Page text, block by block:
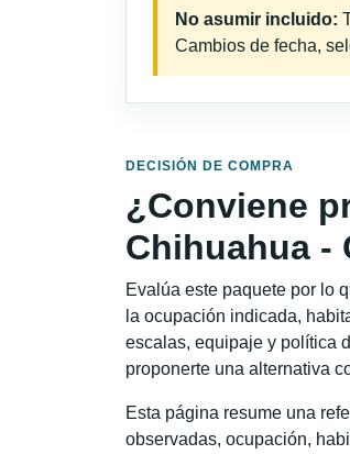
No asumir incluido:
Cambios de fecha,
DECISIÓN DE COMPRA
¿Conviene
Chihuahua -
Evalúa este paquete por lo
la ocupación indicada,
escalas, equipaje y política
proponerte una alternativa
Esta página resume una
observadas, ocupación,